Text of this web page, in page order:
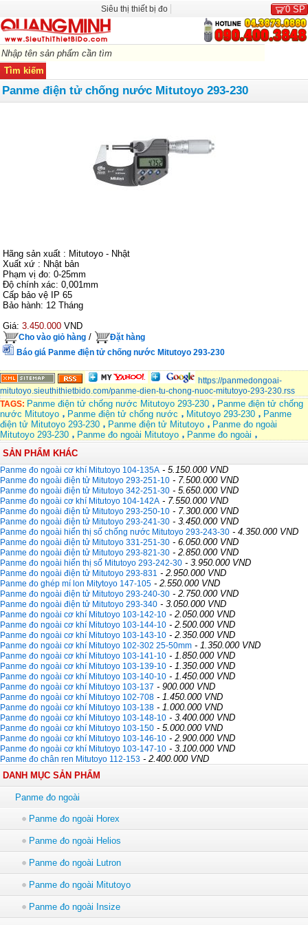
Siêu thị thiết bị đo 0 SP
Panme điện tử chống nước Mitutoyo 293-230
Hãng sản xuất : Mitutoyo - Nhật
Xuất xứ : Nhật bản
Phạm vị đo: 0-25mm
Độ chính xác: 0,001mm
Cấp bảo vệ IP 65
Bảo hành: 12 Tháng
Giá: 3.450.000 VND
Cho vào giỏ hàng /
Đặt hàng
Báo giá Panme điện tử chống nước Mitutoyo 293-230
https://panmedongoai-
mitutoyo.sieuthithietbido.com/panme-dien-tu-chong-nuoc-mitutoyo-293-230.rss
TAGS: Panme điện tử chống nước Mitutoyo 293-230
Panme điện tử chống
nước Mitutoyo
Panme điện tử chống nước Mitutoyo 293-230
Panme
điện tử Mitutoyo 293-230
Panme điện tử Mitutoyo
Panme đo ngoài
Mitutoyo 293-230
Panme đo ngoài Mitutoyo
Panme đo ngoài
SẢN PHẨM KHÁC
Panme đo ngoài cơ khí Mitutoyo 104-135A - 5.150.000 VND
Panme đo ngoài điện tử Mitutoyo 293-251-10 - 7.500.000 VND
Panme đo ngoài điện tử Mitutoyo 342-251-30 - 5.650.000 VND
Panme đo ngoài cơ khí Mitutoyo 104-142A - 7.550.000 VND
Panme đo ngoài điện tử Mitutoyo 293-250-10 - 7.300.000 VND
Panme đo ngoài điện tử Mitutoyo 293-241-30 - 3.450.000 VND
Panme đo ngoài hiển thị số chống nước Mitutoyo 293-243-30 - 4.350.000 VND
Panme đo ngoài điện tử Mitutoyo 331-251-30 - 6.050.000 VND
Panme đo ngoài điện tử Mitutoyo 293-821-30 - 2.850.000 VND
Panme đo ngoài hiển thị số Mitutoyo 293-242-30 - 3.950.000 VND
Panme đo ngoài điện tử Mitutoyo 293-831 - 2.950.000 VND
Panme đo ghép mí lon Mitytoyo 147-105 - 2.550.000 VND
Panme đo ngoài điện tử Mitutoyo 293-240-30 - 2.750.000 VND
Panme đo ngoài điện tử Mitutoyo 293-340 - 3.050.000 VND
Panme đo ngoài cơ khí Mitutoyo 103-142-10 - 2.050.000 VND
Panme đo ngoài cơ khí Mitutoyo 103-144-10 - 2.500.000 VND
Panme đo ngoài cơ khí Mitutoyo 103-143-10 - 2.350.000 VND
Panme đo ngoài cơ khí Mitutoyo 102-302 25-50mm - 1.350.000 VND
Panme đo ngoài cơ khí Mitutoyo 103-141-10 - 1.850.000 VND
Panme đo ngoài cơ khí Mitutoyo 103-139-10 - 1.350.000 VND
Panme đo ngoài cơ khí Mitutoyo 103-140-10 - 1.450.000 VND
Panme đo ngoài cơ khí Mitutoyo 103-137 - 900.000 VND
Panme đo ngoài cơ khí Mitutoyo 102-708 - 1.450.000 VND
Panme đo ngoài cơ khí Mitutoyo 103-138 - 1.000.000 VND
Panme đo ngoài cơ khí Mitutoyo 103-148-10 - 3.400.000 VND
Panme đo ngoài cơ khí Mitutoyo 103-150 - 5.000.000 VND
Panme đo ngoài cơ khí Mitutoyo 103-146-10 - 2.900.000 VND
Panme đo ngoài cơ khí Mitutoyo 103-147-10 - 3.100.000 VND
Panme đo chân ren Mitutoyo 112-153 - 2.400.000 VND
DANH MỤC SẢN PHẨM
Panme đo ngoài
Panme đo ngoài Horex
Panme đo ngoài Helios
Panme đo ngoài Lutron
Panme đo ngoài Mitutoyo
Panme đo ngoài Insize